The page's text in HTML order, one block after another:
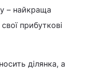
– найкраща
прибуткові
ділянка, а